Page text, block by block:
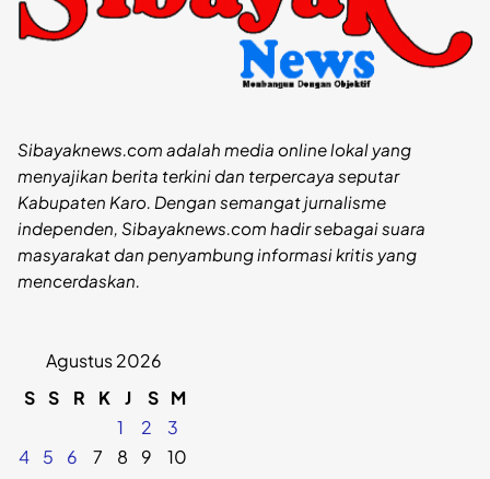
Sibayaknews.com adalah media online lokal yang
menyajikan berita terkini dan terpercaya seputar
Kabupaten Karo. Dengan semangat jurnalisme
independen, Sibayaknews.com hadir sebagai suara
masyarakat dan penyambung informasi kritis yang
mencerdaskan.
Agustus 2026
S S R K J S M
1
2
3
4
5 6 7 8 9
10